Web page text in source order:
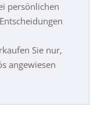
persönlichen
Sie nur,
angewiesen